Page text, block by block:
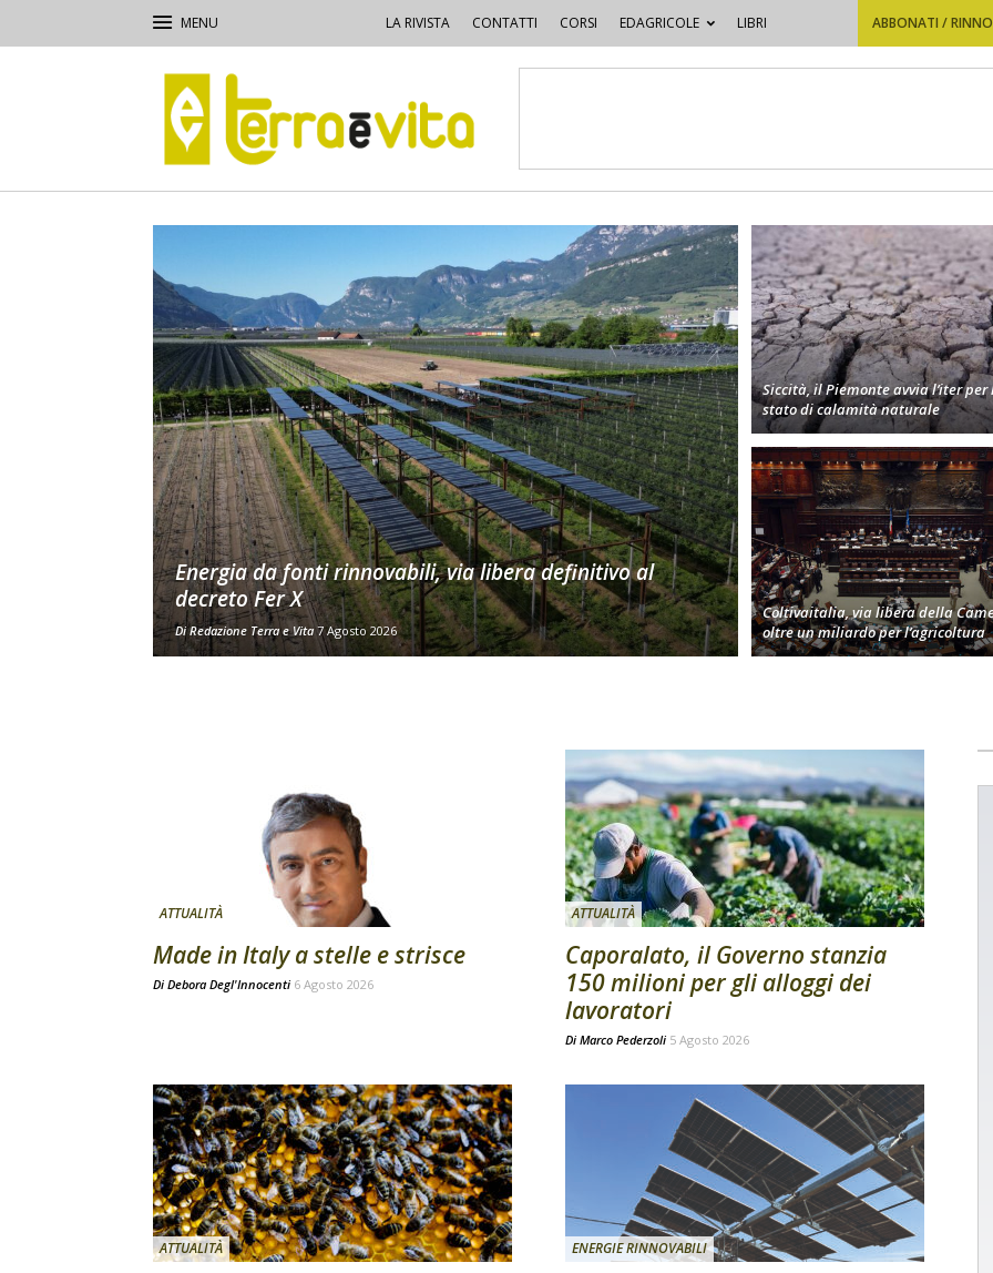
LA RIVISTA CONTATTI CORSI EDAGRICOLE LIBRI ABBONATI /
e
Vita
Energia da fonti rinnovabili, via libera definitivo al
decreto Fer X
DiRedazione Terra e Vita 7 Agosto 2026
Siccità, il Piemonte avvia l’iter per
stato di calamità naturale
Coltivaitalia, via libera della
oltre un miliardo per l’agricoltura
ATTUALITÀ
Made in Italy a stelle e strisce
Di Debora Degl'Innocenti 6 Agosto 2026
ATTUALITÀ
Caporalato, il Governo stanzia
150 milioni per gli alloggi dei
lavoratori
Di Marco Pederzoli 5 Agosto 2026
ATTUALITÀ ENERGIE RINNOVABILI